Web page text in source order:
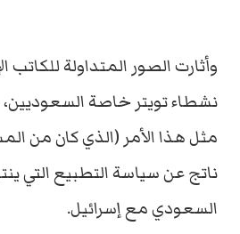
وأثارت الصور المتداولة
نشطاء تويتر خاصة
مثل هذا الأمر (الذي كان من
ناتج عن سياسة التطبيع التي
السعودي مع إسرائيل.